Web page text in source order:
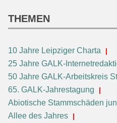
THEMEN
10 Jahre Leipziger Charta
25 Jahre GALK-
50 Jahre GALK-Arbeitskreis
65. GALK-Jahrestagung
Abiotische Stammschäden
Allee des Jahres